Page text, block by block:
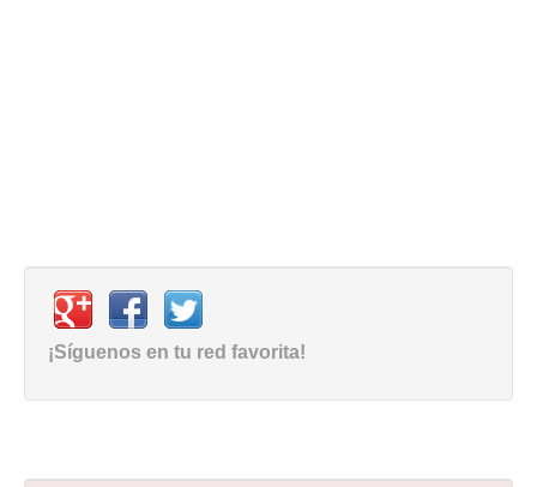
¡Síguenos en tu red favorita!